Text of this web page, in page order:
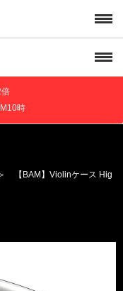
時
【BAM】Violinケース Hig